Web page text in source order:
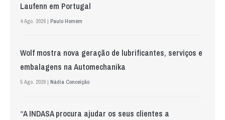
Laufenn em Portugal
4 Ago. 2026 | Paulo Homem
Wolf mostra nova geração de lubrificantes, serviços e
embalagens na Automechanika
5 Ago. 2026 | Nádia Conceição
“A INDASA procura ajudar os seus clientes a